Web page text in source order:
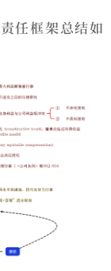
任框架总结如